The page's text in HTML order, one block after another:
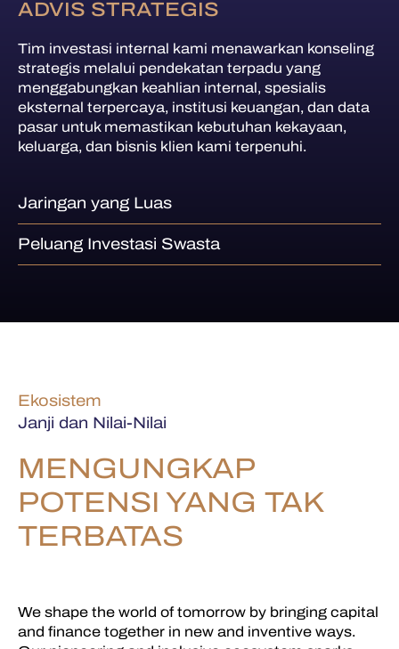
ADVIS STRATEGIS
Tim investasi internal kami menawarkan konseling
strategis melalui pendekatan terpadu yang
menggabungkan keahlian internal, spesialis
eksternal terpercaya, institusi keuangan, dan data
pasar untuk memastikan kebutuhan kekayaan,
keluarga, dan bisnis klien kami terpenuhi.
Jaringan yang Luas
Peluang Investasi Swasta
Ekosistem
Janji dan Nilai-Nilai
MENGUNGKAP
POTENSI YANG TAK
TERBATAS
We shape the world of tomorrow by bringing capital
and finance together in new and inventive ways.